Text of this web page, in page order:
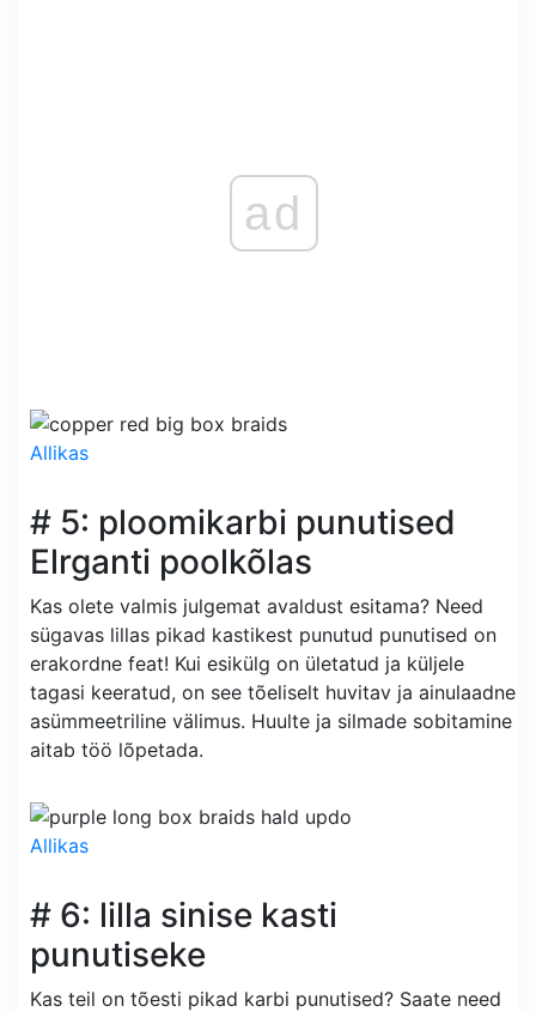
ad
Allikas
# 5: ploomikarbi punutised
Elrganti poolkõlas
Kas olete valmis julgemat avaldust esitama? Need
sügavas lillas pikad kastikest punutud punutised on
erakordne feat! Kui esikülg on ületatud ja küljele
tagasi keeratud, on see tõeliselt huvitav ja ainulaadne
asümmeetriline välimus. Huulte ja silmade sobitamine
aitab töö lõpetada.
Allikas
# 6: lilla sinise kasti
punutiseke
Kas teil on tõesti pikad karbi punutised? Saate need